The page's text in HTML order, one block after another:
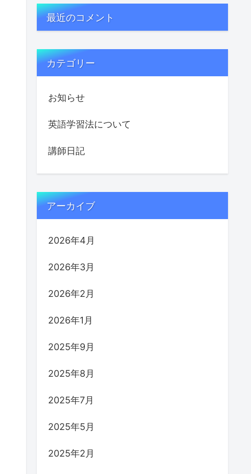
最近のコメント
カテゴリー
お知らせ
英語学習法について
講師日記
アーカイブ
2026年4月
2026年3月
2026年2月
2026年1月
2025年9月
2025年8月
2025年7月
2025年5月
2025年2月